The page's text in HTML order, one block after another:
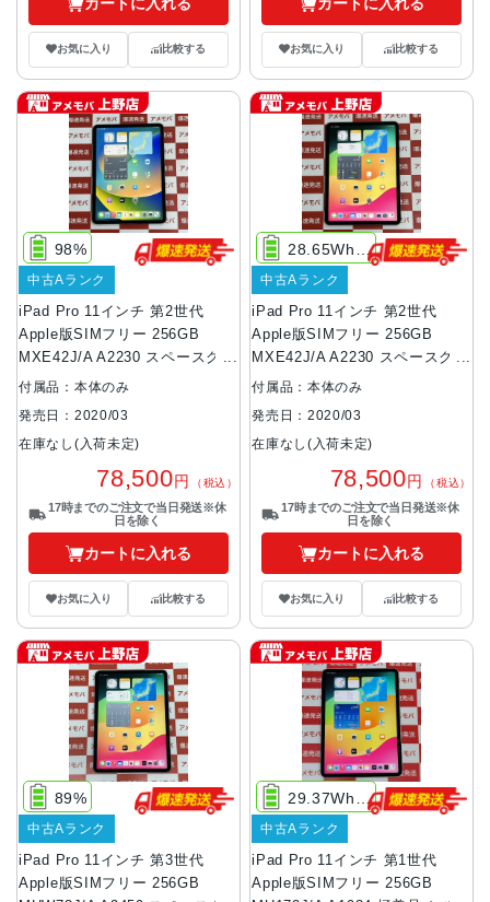
カートに入れる
お気に入り 比較する
カートに入れる
お気に入り 比較する
iPad Pro 11インチ 第2世代
Apple版SIMフリー 256GB
MXE42J/A A2230 スペースグレ
イ
98%
中古Aランク
付属品：本体のみ
発売日：2020/03
在庫なし(入荷未定)
78,500円 （税込）
17時までのご注文で当日発送※休
日を除く
カートに入れる
お気に入り 比較する
iPad Pro 11インチ 第2世代
Apple版SIMフリー 256GB
MXE42J/A A2230 スペースグレ
イ
28.65Wh リチウムポリマ Wi‑Fi接続最大10時間、 セルラ接続時最大9時間
中古Aランク
付属品：本体のみ
発売日：2020/03
在庫なし(入荷未定)
78,500円 （税込）
17時までのご注文で当日発送※休
日を除く
カートに入れる
お気に入り 比較する
iPad Pro 11インチ 第3世代
Apple版SIMフリー 256GB
89%
中古Aランク
iPad Pro 11インチ 第1世代
Apple版SIMフリー 256GB
29.37Whリチャジャブルリチウムポリマバッテリ内蔵
中古Aランク